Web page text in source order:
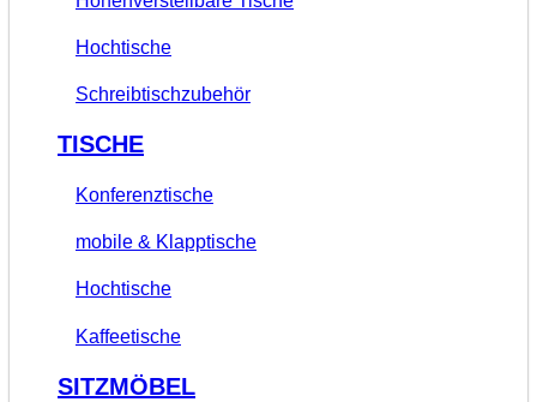
Hochtische
Schreibtischzubehör
TISCHE
Konferenztische
mobile & Klapptische
Hochtische
Kaffeetische
SITZMÖBEL